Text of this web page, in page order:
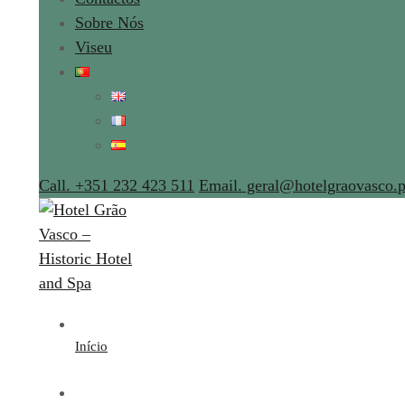
Sobre Nós
Viseu
Call. +351 232 423 511 Email.
Início